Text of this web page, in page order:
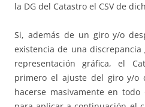
la DG del Catastro el CSV de
Si, además de un giro y/o
existencia de una
representación gráfica, el
primero el ajuste del giro y/o
hacerse masivamente en todo